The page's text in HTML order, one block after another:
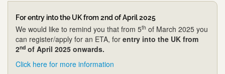
For entry into the UK from 2nd of April 2025
We would like to remind you that from 5th of March 2025 you
can register/apply for an ETA, for entry into the UK from
2nd of April 2025 onwards.
Click here for more information